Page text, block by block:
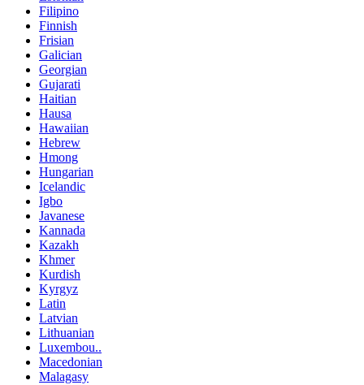
Filipino
Finnish
Frisian
Galician
Georgian
Gujarati
Haitian
Hausa
Hawaiian
Hebrew
Hmong
Hungarian
Icelandic
Igbo
Javanese
Kannada
Kazakh
Khmer
Kurdish
Kyrgyz
Latin
Latvian
Lithuanian
Luxembou..
Macedonian
Malagasy